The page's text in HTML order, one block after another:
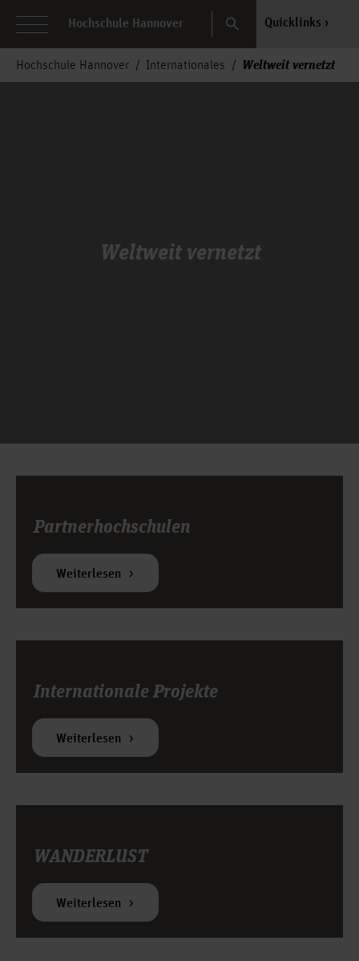
Hochschule Hannover Search Quicklinks
Hochschule Hannover Internationales Weltweit vernetzt
Weltweit vernetzt
Partnerhochschulen
Weiterlesen
Internationale Projekte
Weiterlesen
WANDERLUST
Weiterlesen